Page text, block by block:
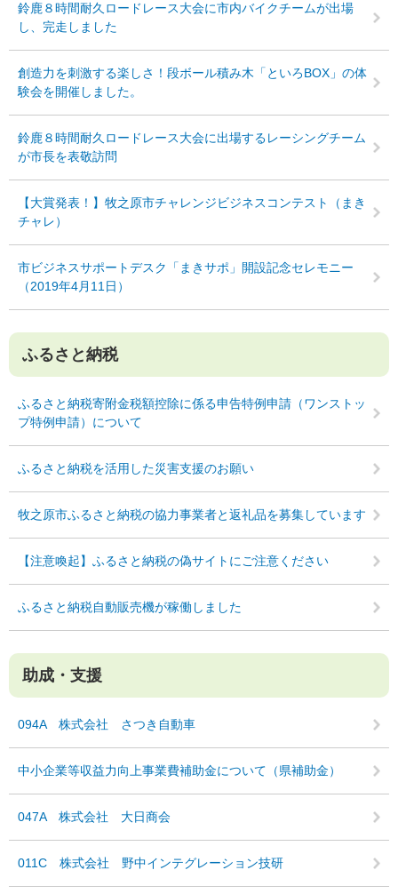
鈴鹿８時間耐久ロードレース大会に市内バイクチームが出場
し、完走しました
創造力を刺激する楽しさ！段ボール積み木「といろBOX」の体
験会を開催しました。
鈴鹿８時間耐久ロードレース大会に出場するレーシングチーム
が市長を表敬訪問
【大賞発表！】牧之原市チャレンジビジネスコンテスト（まき
チャレ）
市ビジネスサポートデスク「まきサポ」開設記念セレモニー
（2019年4月11日）
ふるさと納税
ふるさと納税寄附金税額控除に係る申告特例申請（ワンストッ
プ特例申請）について
ふるさと納税を活用した災害支援のお願い
牧之原市ふるさと納税の協力事業者と返礼品を募集しています
【注意喚起】ふるさと納税の偽サイトにご注意ください
ふるさと納税自動販売機が稼働しました
助成・支援
094A 株式会社 さつき自動車
中小企業等収益力向上事業費補助金について（県補助金）
047A 株式会社 大日商会
011C 株式会社 野中インテグレーション技研